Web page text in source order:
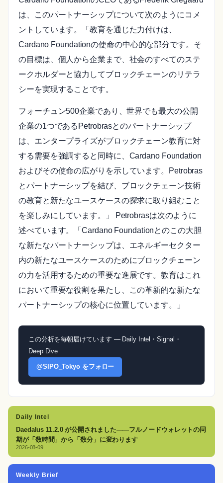
は、このパートナーシップについて次のようにコメ
ントしています。「教育を通じた力付けは、
Cardano Foundationの使命の中心的な部分です。そ
の目標は、個人から企業まで、社会のすべてのステ
ークホルダーと協力してブロックチェーンのリテラ
シーを実現することです。
フォーチュン500企業であり、世界でも最大の公開
企業の1つであるPetrobrasとのパートナーシップ
は、エンタープライズがブロックチェーン教育に対
する需要を強調すると同時に、Cardano Foundation
およびその使命の広がりを示しています。Petrobras
とパートナーシップを結び、ブロックチェーン技術
の教育と新たなユースケースの探求に取り組むこと
を楽しみにしています。」 Petrobrasは次のように
述べています。「Cardano Foundationとのこの大胆
な新たなパートナーシップは、エネルギーセクター
内の新たなユースケースのためにブロックチェーン
の力を活用するための重要な進展です。教育はこれ
において重要な役割を果たし、この革新的な新たな
パートナーシップの核心に位置しています。」
この分析を毎朝届けています — Daily Intel・Signal・
Deep Dive
@SIPO_Tokyo をフォロー
Daily Intel
Daedalus 11.2.0 が公開されました——フルノードウォレットの同
期が「数時間」から「数分」に変わります
2026-08-09
Weekly Brief